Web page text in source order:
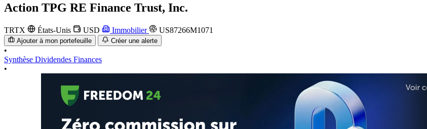
Action TPG RE Finance Trust, Inc.
TRTX États-Unis USD Immobilier US87266M1071
Ajouter à mon portefeuille Créer une alerte
•
Synthèse Dividendes Finances
•